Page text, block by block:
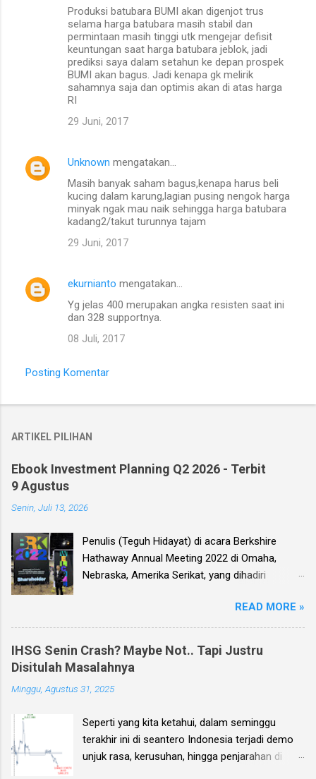
Produksi batubara BUMI akan digenjot trus
selama harga batubara masih stabil dan
permintaan masih tinggi utk mengejar defisit
keuntungan saat harga batubara jeblok, jadi
prediksi saya dalam setahun ke depan prospek
BUMI akan bagus. Jadi kenapa gk melirik
sahamnya saja dan optimis akan di atas harga
RI
29 Juni, 2017
Unknown mengatakan…
Masih banyak saham bagus,kenapa harus beli
kucing dalam karung,lagian pusing nengok harga
minyak ngak mau naik sehingga harga batubara
kadang2/takut turunnya tajam
29 Juni, 2017
ekurnianto mengatakan…
Yg jelas 400 merupakan angka resisten saat ini
dan 328 supportnya.
08 Juli, 2017
Posting Komentar
ARTIKEL PILIHAN
Ebook Investment Planning Q2 2026 - Terbit
9 Agustus
Senin, Juli 13, 2026
Penulis (Teguh Hidayat) di acara Berkshire
Hathaway Annual Meeting 2022 di Omaha,
Nebraska, Amerika Serikat, yang dihadiri
Buffett dan mitranya Alm. Charlie Munger. Dear
investor, seperti biasa setiap kuartal alias tiga
bulan sekali, penulis membuat Ebook
Investment Planning (EIP, dengan format PDF)
yang berisi kumpulan analisis fundamental
saham-saham pilihan di Bursa Efek Indonesia
keuangan para emiten untuk periode Q2 2026 .
Ebook ini diharapkan akan menjadi panduan
bagi anda (dan juga bagi penulis sendiri) untuk
READ MORE »
IHSG Senin Crash? Maybe Not.. Tapi Justru
Disitulah Masalahnya
Minggu, Agustus 31, 2025
Seperti yang kita ketahui, dalam seminggu
terakhir ini di seantero Indonesia terjadi demo
unjuk rasa, kerusuhan, hingga penjarahan di